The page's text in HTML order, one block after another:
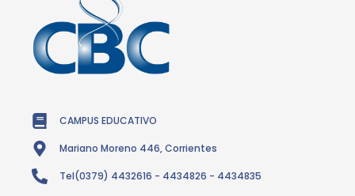
CAMPUS EDUCATIVO
Mariano Moreno 446, Corrientes
Tel(0379) 4432616 - 4434826 - 4434835